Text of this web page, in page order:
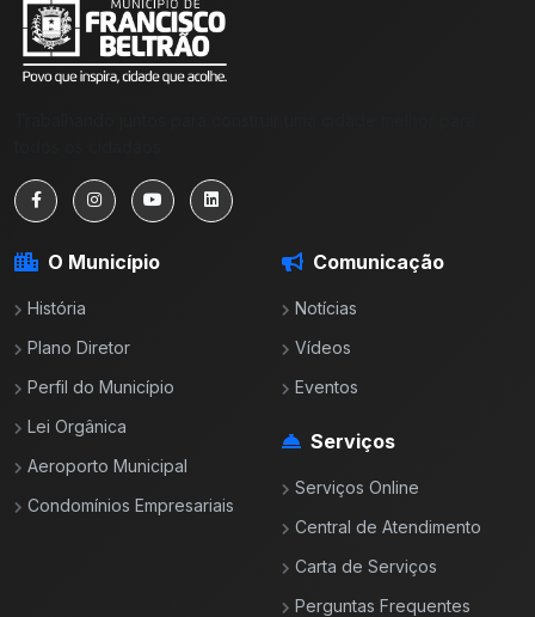
O Município
História
Plano Diretor
Perfil do Município
Lei Orgânica
Aeroporto Municipal
Condomínios Empresariais
Comunicação
Notícias
Vídeos
Eventos
Serviços
Serviços Online
Central de Atendimento
Carta de Serviços
Perguntas Frequentes